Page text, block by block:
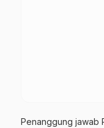
Penanggung jawab